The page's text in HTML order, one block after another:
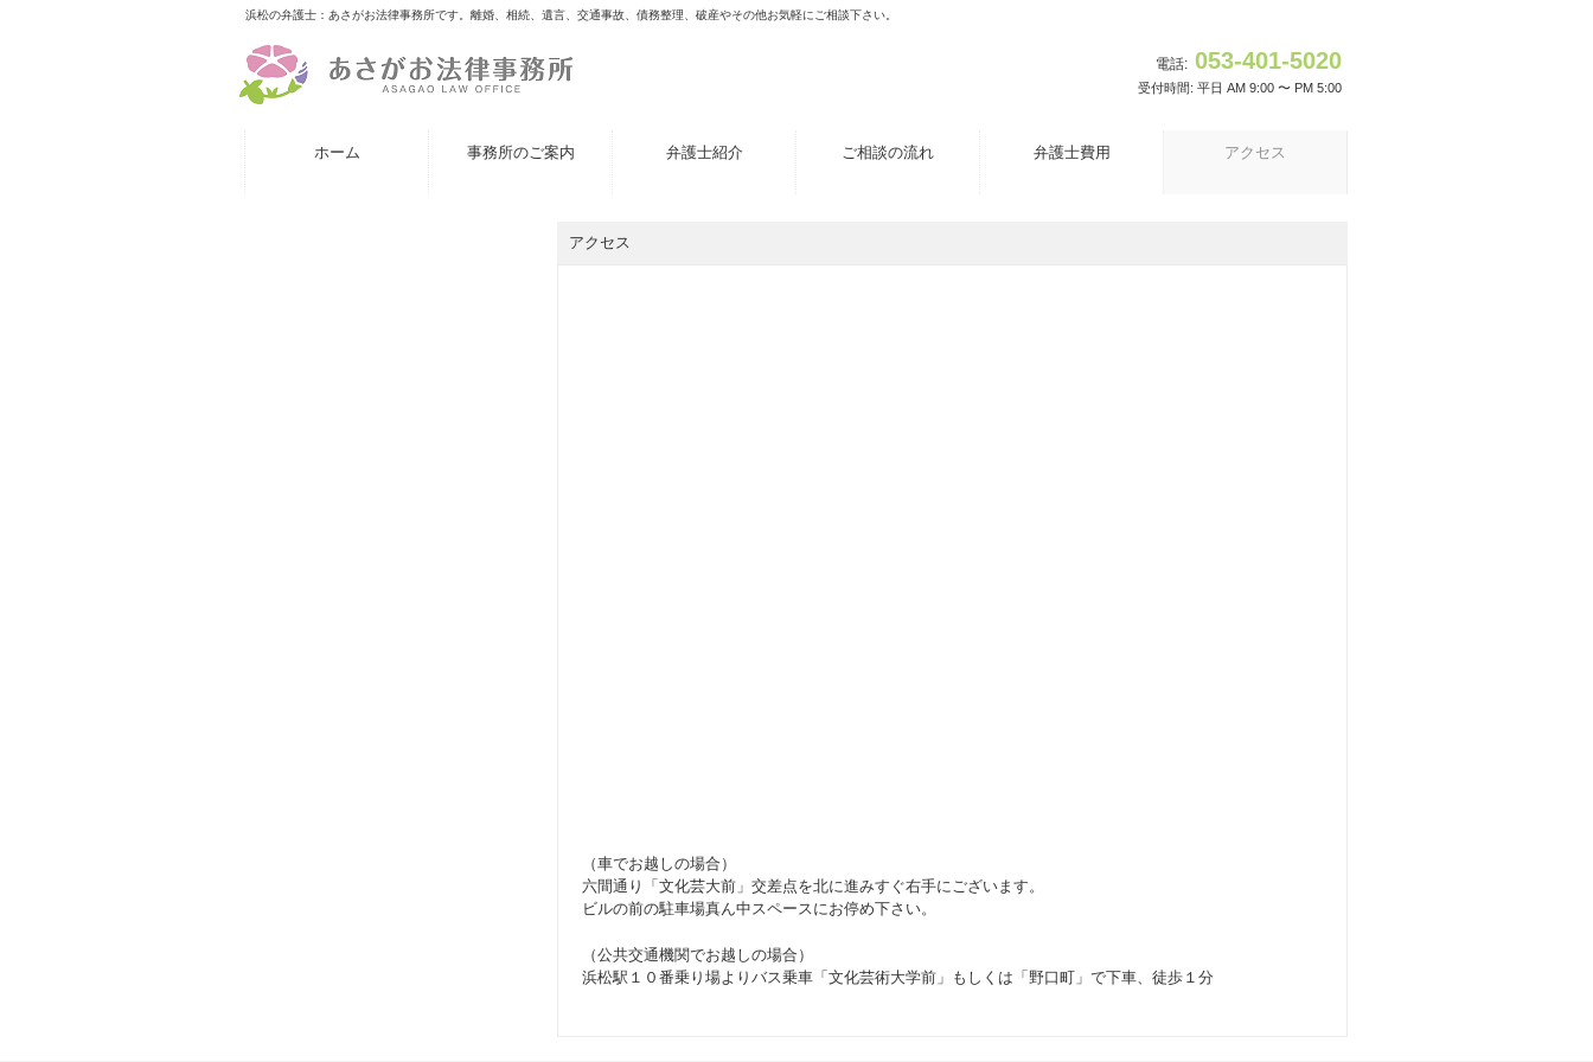
浜松の弁護士：あさがお法律事務所です。離婚、相続、遺言、交通事故、債務整理、破産やその他お気軽にご相談下さい。
電話: 053-401-5020
受付時間: 平日 AM 9:00 〜 PM 5:00
ホーム 事務所のご案内 弁護士紹介 ご相談の流れ 弁護士費用 アクセス
アクセス
（車でお越しの場合）
六間通り「文化芸大前」交差点を北に進みすぐ右手にございます。
ビルの前の駐車場真ん中スペースにお停め下さい。
（公共交通機関でお越しの場合）
浜松駅１０番乗り場よりバス乗車「文化芸術大学前」もしくは「野口町」で下車、徒歩１分